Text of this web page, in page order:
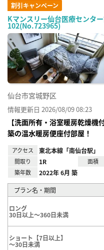
割引キャンペーン
Kマンスリー仙台医療センタ
102(No.723965)
仙台市宮城野区
情報更新日 2026/08/09 08:23
【洗面所有・浴室暖房乾燥
築の温水暖房便座付部屋！
アクセス 東北本線「南仙台駅」
間取り 1R 面積
築年数 2022年 6月 築
プラン名・期間
ロング
30日以上～360日未満
ショート【7日以上】
～30日未満